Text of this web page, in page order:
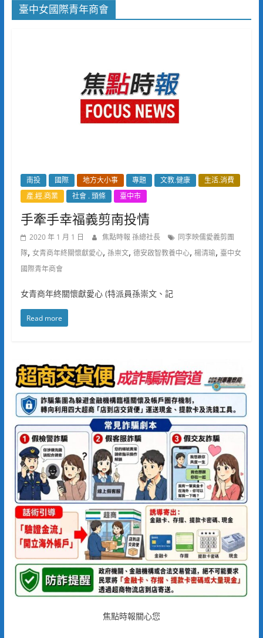
臺中女國際青年商會
南投 國際 地方大小事 專題 文教.健康
生活.消費
產.經.商業
社會 . 頭條 臺中市
手牽手幸福義剪南投情
2020 年 1 月 1 日 焦點時報 孫總社長
同李映儒愛義剪團
隊, 女青商年終關懷獻愛心, 孫崇文, 德安啟智教養中心, 楊清瑜, 臺中女
國際青年商會
女青商年終關懷獻愛心 (特派員孫崇文、記
Read more
焦點時報關心您